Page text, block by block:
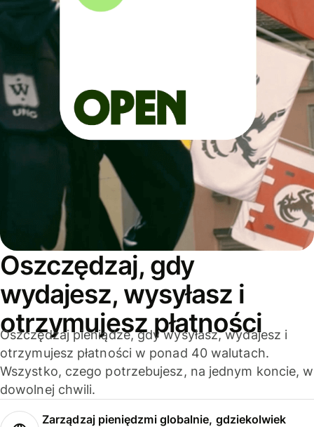
Oszczędzaj, gdy
wydajesz, wysyłasz i
otrzymujesz płatności
Oszczędzaj pieniądze, gdy wysyłasz, wydajesz i
otrzymujesz płatności w ponad 40 walutach.
Wszystko, czego potrzebujesz, na jednym koncie, w
dowolnej chwili.
Zarządzaj pieniędzmi globalnie, gdziekolwiek